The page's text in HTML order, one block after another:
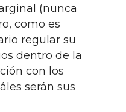
(nunca
como es
regular su
dentro de la
con los
serán sus